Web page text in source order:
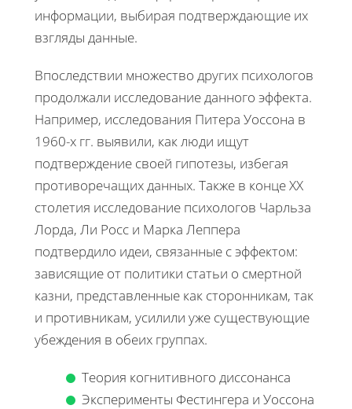
информации, выбирая подтверждающие их
взгляды данные.
Впоследствии множество других психологов
продолжали исследование данного эффекта.
Например, исследования Питера Уоссона в
1960-х гг. выявили, как люди ищут
подтверждение своей гипотезы, избегая
противоречащих данных. Также в конце XX
столетия исследование психологов Чарльза
Лорда, Ли Росс и Марка Леппера
подтвердило идеи, связанные с эффектом:
зависящие от политики статьи о смертной
казни, представленные как сторонникам, так
и противникам, усилили уже существующие
убеждения в обеих группах.
Теория когнитивного диссонанса
Эксперименты Фестингера и Уоссона